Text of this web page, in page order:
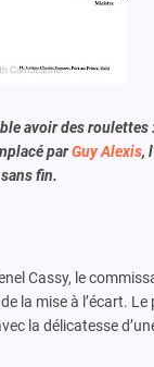
avoir des roulettes
parGuy Alexis,
fin.
Cassy, le
la mise à l’écart.
la délicatesse